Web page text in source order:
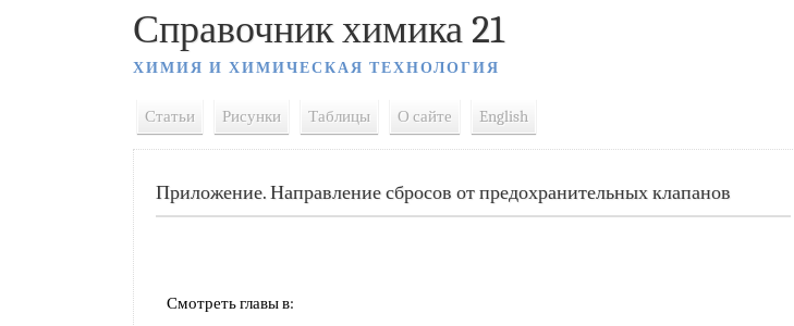
Справочник химика 21
ХИМИЯ И ХИМИЧЕСКАЯ ТЕХНОЛОГИЯ
Статьи Рисунки Таблицы О сайте English
Приложение. Направление сбросов от предохранительных клапанов
Смотреть главы в: